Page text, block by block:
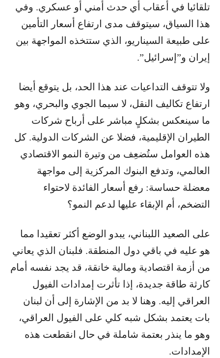
تلقائيا في أعقاب أي حدث أمني أو عسكري. وفي
هذا السياق، سيتوقف مدى ارتفاع أسعار التأمين
على طبيعة السيناريو، الذي ستتخذه المواجهة بين
إيران و”إسرائيل”.
ولا تتوقف التداعيات عند هذا الحد، بل يتوقع أيضا
ارتفاع تكاليف النقل، لا سيما الجوي والبحري، وهو
ما سينعكس بشكلٍ مباشر على أرباح شركات
الطيران الإقليمية، فضلا عن الشركات الدولية. كل
هذه العوامل ستُضعِف من وتيرة النمو الاقتصادي
العالمي، وتدفع البنوك المركزية إلى مواجهة
معضلة حساسة: رفع أسعار الفائدة لاحتواء
التضخم، أم الإبقاء عليها لدعم النمو؟
على الصعيد اللبناني، يبدو الوضع أكثر تعقيدا مما
هو عليه في باقي دول المنطقة. فلبنان الذي يعاني
من أزمة اقتصادية ومالية خانقة، قد يجد نفسه أمام
كارثة طاقة جديدة، إذا تأثرت إمدادات الفيول
العراقي إليه. وهنا لا بد من الإشارة إلى أن لبنان
بات يعتمد بشكل شبه كلي على الفيول العراقي،
وهو ما ينذر بعتمة شاملة في حال انقطعت هذه
الإمدادات.